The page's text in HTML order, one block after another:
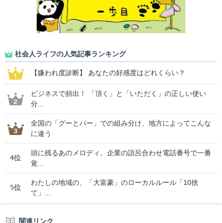
社会人ライフの人気記事ランキング
【嫌われ度診断】 あなたの好感度はどれくらい？
ビジネスで頻出！ 「頂く」と「いただく」の正しい使い
分...
全国の「グーとパー」での組み分け、地方によってこんな
に違う
4位
頭に残るあのメロディ。企業の語呂合わせ電話番号で一番
覚...
5位
わたしの地域の、「大富豪」のローカルルール「10捨
て」...
関連リンク